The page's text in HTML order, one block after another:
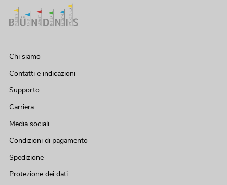
Chi siamo
Contatti e indicazioni
Supporto
Carriera
Media sociali
Condizioni di pagamento
Spedizione
Protezione dei dati